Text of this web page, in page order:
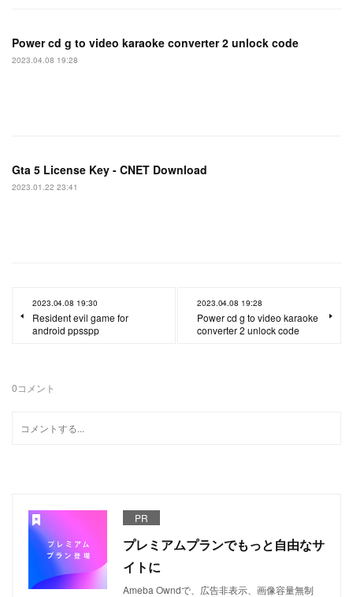
Power cd g to video karaoke converter 2 unlock code
2023.04.08 19:28
Gta 5 License Key - CNET Download
2023.01.22 23:41
2023.04.08 19:30
Resident evil game for
android ppsspp
2023.04.08 19:28
Power cd g to video karaoke
converter 2 unlock code
0コメント
PR
プレミアムプランでもっと自由なサ
イトに
Ameba Owndで、広告非表示、画像容量無制